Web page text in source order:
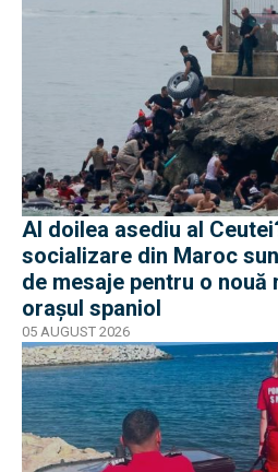
Al doilea asediu al
socializare din Maroc
de mesaje pentru o
orașul spaniol
05 AUGUST 2026